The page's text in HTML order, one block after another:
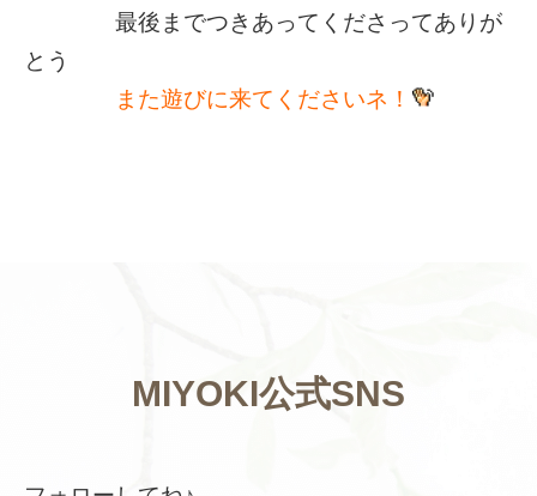
最後までつきあってくださってありが
とう
また遊びに来てくださいネ！
MIYOKI公式SNS